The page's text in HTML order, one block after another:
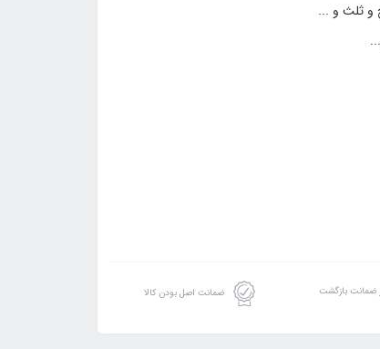
و ثلث و ...
ضمانت اصل بودن کالا